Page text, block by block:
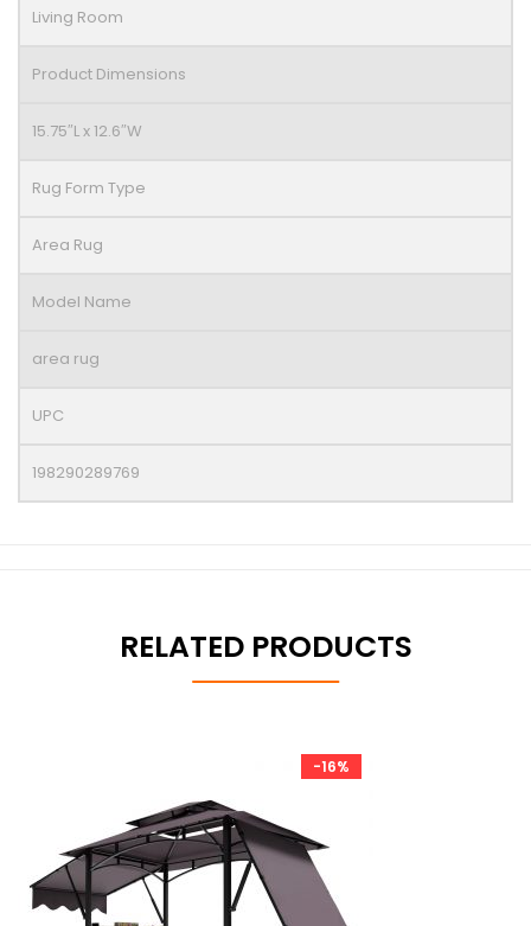
Living Room
Product Dimensions
15.75″L x 12.6″W
Rug Form Type
Area Rug
Model Name
area rug
UPC
198290289769
RELATED PRODUCTS
-16%